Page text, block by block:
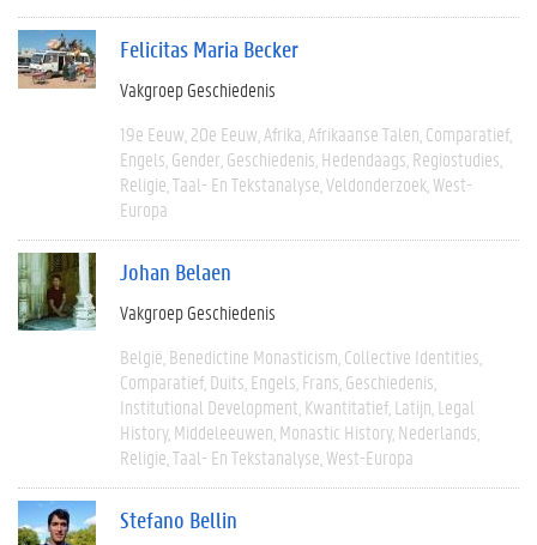
Felicitas Maria Becker
Vakgroep Geschiedenis
19e Eeuw 20e Eeuw Afrika Afrikaanse Talen Comparatief
Engels Gender Geschiedenis Hedendaags Regiostudies
Religie Taal- En Tekstanalyse Veldonderzoek West-
Europa
Johan Belaen
Vakgroep Geschiedenis
België Benedictine Monasticism Collective Identities
Comparatief Duits Engels Frans Geschiedenis
Institutional Development Kwantitatief Latijn Legal
History Middeleeuwen Monastic History Nederlands
Religie Taal- En Tekstanalyse West-Europa
Stefano Bellin